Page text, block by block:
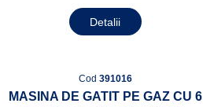
Detalii
Cod 391016
MASINA DE GATIT PE GAZ CU 6